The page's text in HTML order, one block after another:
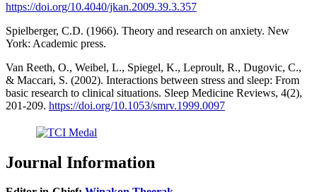
https://doi.org/10.4040/jkan.2009.39.3.357
Spielberger, C.D. (1966). Theory and research on anxiety. New
York: Academic press.
Van Reeth, O., Weibel, L., Spiegel, K., Leproult, R., Dugovic, C.,
& Maccari, S. (2002). Interactions between stress and sleep: From
basic research to clinical situations. Sleep Medicine Reviews, 4(2),
201-209. https://doi.org/10.1053/smrv.1999.0097
Journal Information